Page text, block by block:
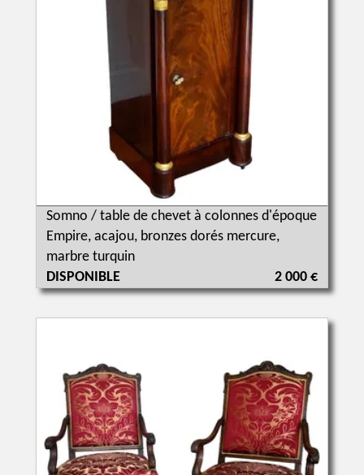
Somno / table de chevet à colonnes d'époque
Empire, acajou, bronzes dorés mercure,
marbre turquin
DISPONIBLE
2 000 €